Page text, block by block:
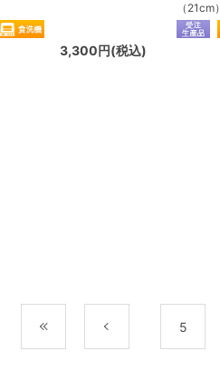
3,300円(税込)
（21cm）
5